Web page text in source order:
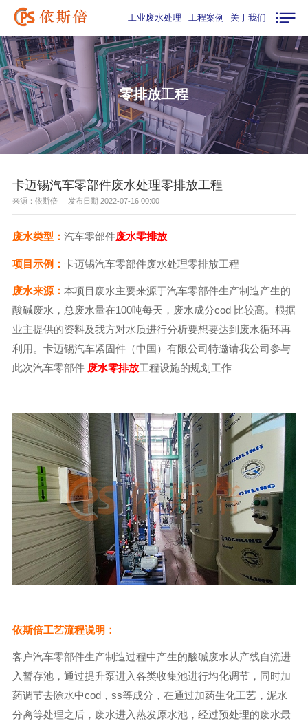
工业废水处理 工程案例 关于我们
零排放工程
卡迈锡汽车零部件废水处理零排放工程
来源：依斯倍 发布日期 2022-07-16 00:00
废水类型： 汽车零部件废水零排放
项目示例： 卡迈锡汽车零部件废水处理零排放工程
废水来源： 本项目废水主要来源于汽车零部件生产制造产生的
酸碱废水，总废水量在100吨每天，废水成分cod 比较高。根据
业主提供的资料及我方对水质进行分析要想要达到废水循环再
利用。卡迈锡汽车紧固件（中国）有限公司特邀请我公司参与
此次汽车零部件 废水零排放工程设施的规划工作
依斯倍工艺流程说明：
客户汽车零部件生产制造过程中产生的酸碱废水从产线自流进
入暂存池，通过提升泵进入各类收集池进行均化调节，同时加
药调节去除水中cod，ss等成分，在通过加药生化工艺，泥水
分离等处理之后，废水进入蒸发原水池，经过预处理的废水最